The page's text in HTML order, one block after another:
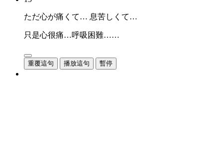
ただ心が痛くて… 息苦しくて…
只是心很痛…呼吸困難……
重覆這句 播放這句 暫停